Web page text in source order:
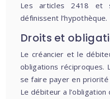
Les articles 2418 et
définissent l’hypothèque.
Droits et
Le créancier et le
obligations réciproques.
se faire payer en
Le débiteur a